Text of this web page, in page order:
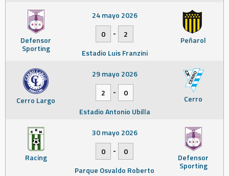
Defensor
Sporting
Peñarol
24 mayo 2026
0
-
2
Estadio Luis Franzini
Cerro Largo Cerro
29 mayo 2026
2
-
0
Estadio Antonio Ubilla
Racing Defensor
Sporting
30 mayo 2026
0
-
0
Parque Osvaldo Roberto